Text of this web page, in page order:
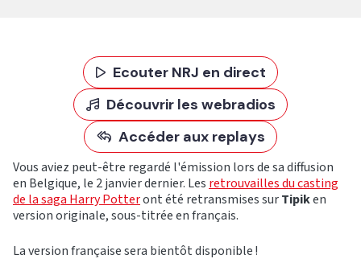
Ecouter NRJ en direct
Découvrir les webradios
Accéder aux replays
Vous aviez peut-être regardé l'émission lors de sa diffusion
en Belgique, le 2 janvier dernier. Les retrouvailles du casting
de la saga Harry Potteront été retransmises surTipiken
version originale, sous-titrée en français.
La version française sera bientôt disponible !